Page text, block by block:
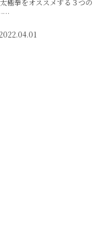
極拳をオススメする３つの
2022.04.01